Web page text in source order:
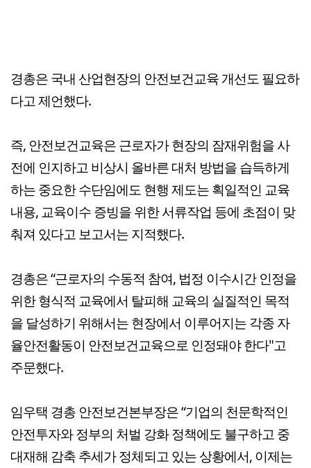
경총은 국내 산업현장의 안전보건교육 개선도 필요하
다고 제언했다.
즉, 안전보건교육은 근로자가 현장의 잠재위험을 사
전에 인지하고 비상시 올바른 대처 방법을 습득하게
하는 중요한 수단임에도 현행 제도는 획일적인 교육
내용, 교육이수 증빙을 위한 서류작업 등에 초점이 맞
춰져 있다고 보고서는 지적했다.
경총은 “근로자의 수동적 참여, 법정 이수시간 인정을
위한 형식적 교육에서 탈피해 교육의 실질적인 목적
을 달성하기 위해서는 현장에서 이루어지는 각종 자
율안전활동이 안전보건교육으로 인정돼야 한다"고
주문했다.
임우택 경총 안전보건본부장은 “기업의 천문학적인
안전투자와 정부의 처벌 강화 정책에도 불구하고 중
대재해 감축 추세가 정체되고 있는 상황에서, 이제는